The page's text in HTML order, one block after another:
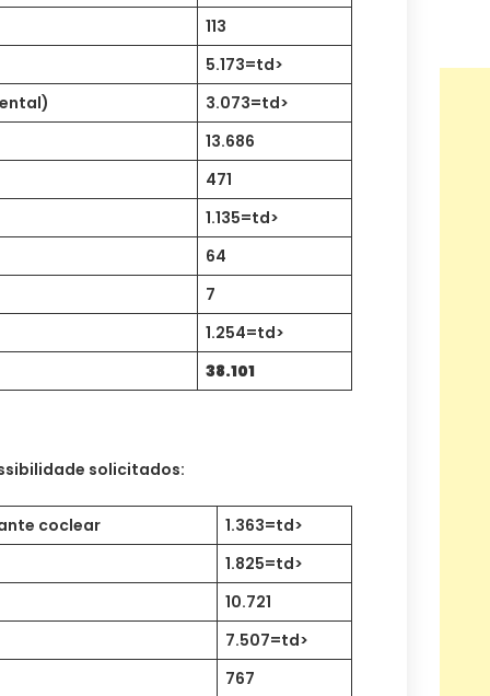
113
5.173=td>
3.073=td>
13.686
471
1.135=td>
64
7
1.254=td>
38.101
solicitados:
coclear
1.363=td>
1.825=td>
10.721
7.507=td>
767